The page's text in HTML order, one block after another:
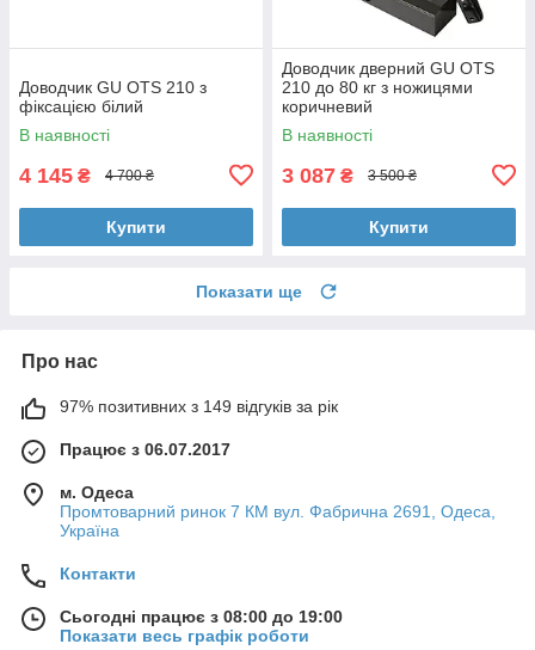
Доводчик GU OTS 210 з
фіксацією білий
В наявності
4 145 ₴ 4 700 ₴
Купити
Доводчик дверний GU OTS
210 до 80 кг з ножицями
коричневий
В наявності
3 087 ₴ 3 500 ₴
Купити
Показати ще
Про нас
97% позитивних з 149 відгуків за рік
Працює з 06.07.2017
м. Одеса
Промтоварний ринок 7 КМ вул. Фабрична 2691, Одеса,
Україна
Контакти
Сьогодні працює з 08:00 до 19:00
Показати весь графік роботи